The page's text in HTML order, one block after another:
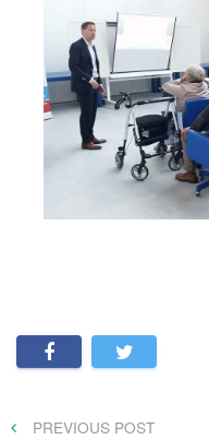
Bericht
PREVIOUS
PREVIOUS POST